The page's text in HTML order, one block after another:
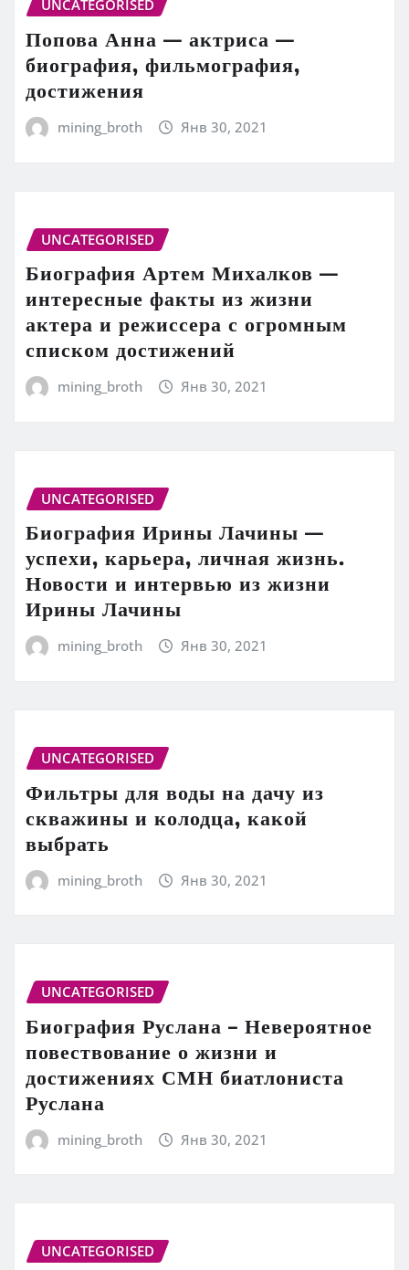
UNCATEGORISED
Попова Анна — актриса —
биография, фильмография,
достижения
mining_broth Янв 30, 2021
UNCATEGORISED
Биография Артем Михалков —
интересные факты из жизни
актера и режиссера с огромным
списком достижений
mining_broth Янв 30, 2021
UNCATEGORISED
Биография Ирины Лачины —
успехи, карьера, личная жизнь.
Новости и интервью из жизни
Ирины Лачины
mining_broth Янв 30, 2021
UNCATEGORISED
Фильтры для воды на дачу из
скважины и колодца, какой
выбрать
mining_broth Янв 30, 2021
UNCATEGORISED
Биография Руслана – Невероятное
повествование о жизни и
достижениях СМН биатлониста
Руслана
mining_broth Янв 30, 2021
UNCATEGORISED